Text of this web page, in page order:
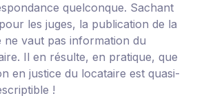
quelconque. Sachant
les juges, la publication de la
ne vaut pas information du
Il en résulte, en pratique, que
en justice du locataire est quasi-
!